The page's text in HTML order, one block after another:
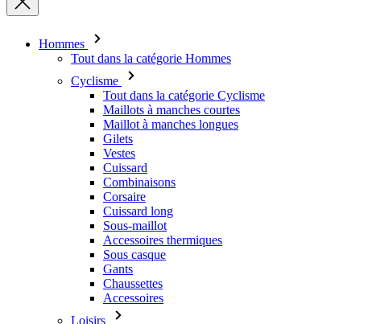
Maillot à manches longues
Gilets
Vestes
Cuissard
Combinaisons
Corsaire
Cuissard long
Sous-maillot
Accessoires thermiques
Sous casque
Gants
Chaussettes
Accessoires
Loisirs
Tout dans la catégorie Loisirs
T-shirts
Sweatshirt
Couvre-chef – bonnet